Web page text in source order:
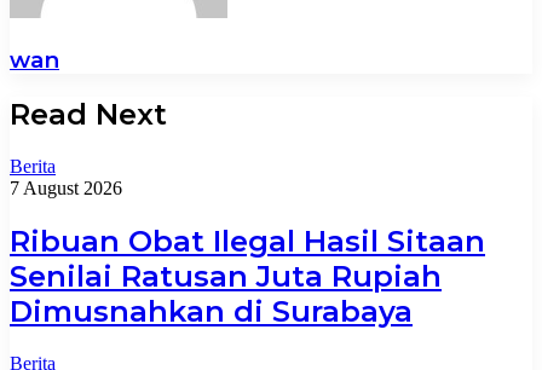
wan
Read Next
Berita
7 August 2026
Ribuan Obat Ilegal Hasil Sitaan
Senilai Ratusan Juta Rupiah
Dimusnahkan di Surabaya
Berita